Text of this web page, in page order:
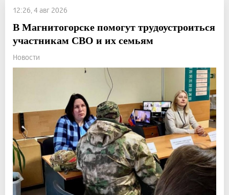
12:26, 4 авг 2026
В Магнитогорске помогут трудоустроиться
участникам СВО и их семьям
Новости